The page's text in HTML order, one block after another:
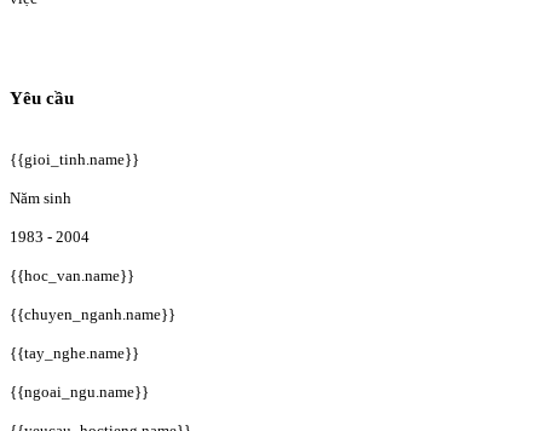
Yêu cầu
{{gioi_tinh.name}}
Năm sinh
1983 - 2004
{{hoc_van.name}}
{{chuyen_nganh.name}}
{{tay_nghe.name}}
{{ngoai_ngu.name}}